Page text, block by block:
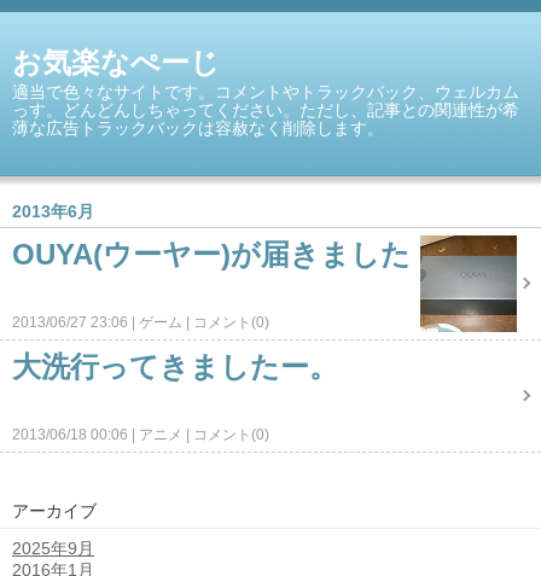
お気楽なぺーじ
適当で色々なサイトです。コメントやトラックバック、ウェルカム
っす。どんどんしちゃってください。ただし、記事との関連性が希
薄な広告トラックバックは容赦なく削除します。
2013年6月
OUYA(ウーヤー)が届きました
2013/06/27 23:06 ゲーム コメント(0)
大洗行ってきましたー。
2013/06/18 00:06 アニメ コメント(0)
アーカイブ
2025年9月
2016年1月